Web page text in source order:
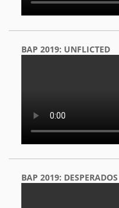
BAP 2019: UNFLICTED
BAP 2019: DESPERADOS